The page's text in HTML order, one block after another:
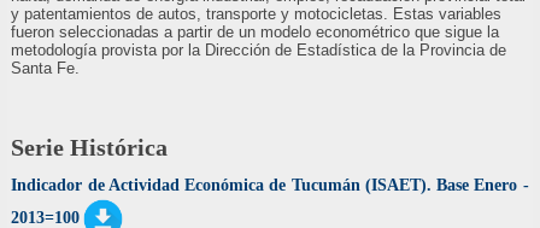
y patentamientos de autos, transporte y motocicletas. Estas variables
fueron seleccionadas a partir de un modelo econométrico que sigue la
metodología provista por la Dirección de Estadística de la Provincia de
Santa Fe.
Serie Histórica
Indicador de Actividad Económica de Tucumán (ISAET). Base Enero -
2013=100